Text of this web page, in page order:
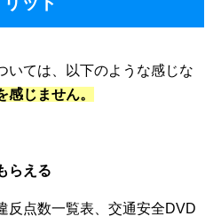
いては、以下のような感じな
感じません。
らえる
反点数一覧表、交通安全DVD